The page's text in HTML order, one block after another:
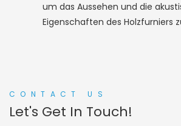
um das Aussehen und die
Eigenschaften des Holzfurniers
CONTACT US
Let's Get In Touch!